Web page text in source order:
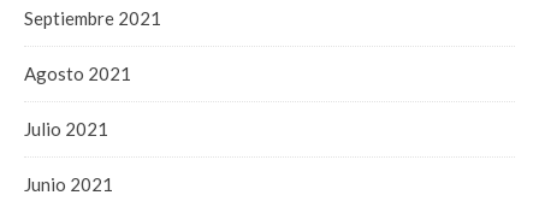
Septiembre 2021
Agosto 2021
Julio 2021
Junio 2021